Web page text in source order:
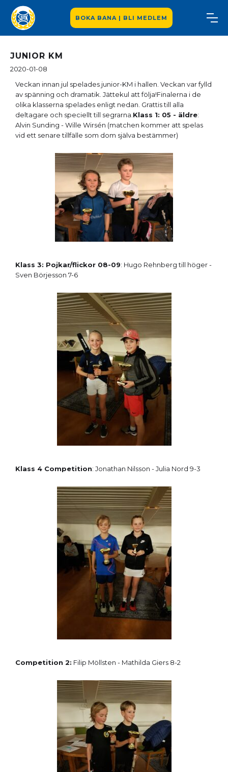
BOKA BANA | BLI MEDLEM
JUNIOR KM
2020-01-08
Veckan innan jul spelades junior-KM i hallen. Veckan var fylld
av spänning och dramatik. Jättekul att följa!Finalerna i de
olika klasserna spelades enligt nedan. Grattis till alla
deltagare och speciellt till segrarna. Klass 1: 05 - äldre:
Alvin Sunding - Wille Wirsén (matchen kommer att spelas
vid ett senare tillfälle som dom själva bestämmer)
Klass 3: Pojkar/flickor 08-09: Hugo Rehnberg till höger -
Sven Börjesson 7-6
Klass 4 Competition: Jonathan Nilsson - Julia Nord 9-3
Competition 2: Filip Möllsten - Mathilda Giers 8-2